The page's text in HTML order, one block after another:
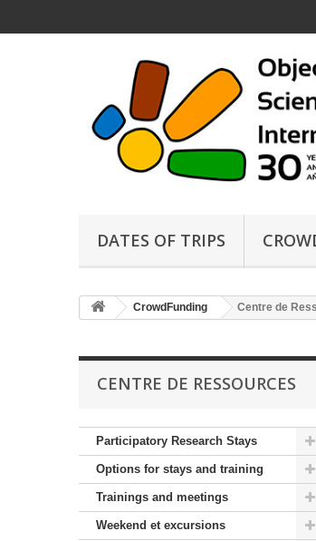
DATES OF TRIPS
CrowdFunding Centre de
CENTRE DE RESSOURCES
Participatory Research Stays
Options for stays and training
Trainings and meetings
Weekend et excursions